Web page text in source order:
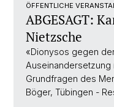
ÖFFENTLICHE
ABGESAGT:
Nietzsche
«Dionysos gegen
Auseinandersetzung
Grundfragen des
Böger, Tübingen -